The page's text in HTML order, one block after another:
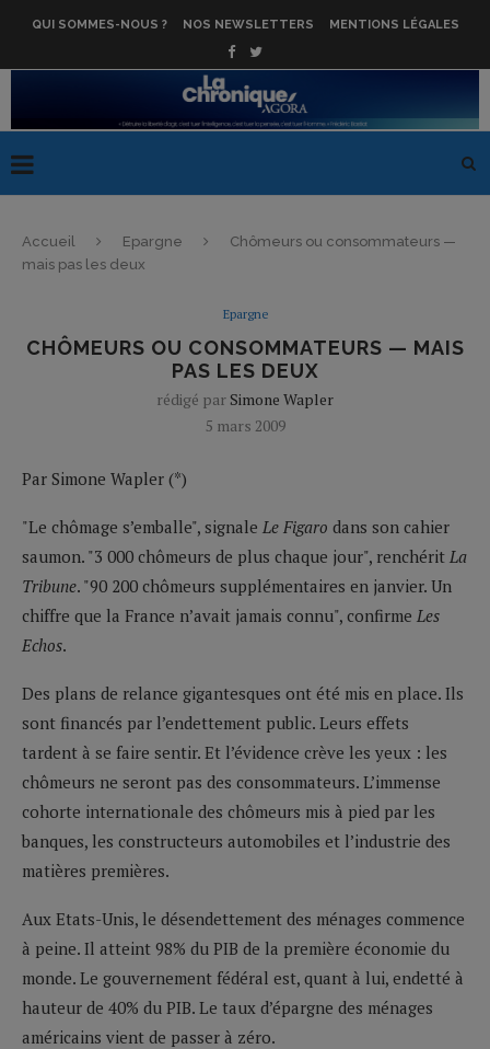
QUI SOMMES-NOUS ? NOS NEWSLETTERS MENTIONS LÉGALES
Accueil Epargne
Chômeurs ou consommateurs —
mais pas les deux
Epargne
CHÔMEURS OU CONSOMMATEURS — MAIS
PAS LES DEUX
rédigé par Simone Wapler
5 mars 2009
Par Simone Wapler (*)
"Le chômage s’emballe", signale Le Figaro dans son cahier
saumon. "3 000 chômeurs de plus chaque jour", renchérit La
Tribune. "90 200 chômeurs supplémentaires en janvier. Un
chiffre que la France n’avait jamais connu", confirme Les
Echos.
Des plans de relance gigantesques ont été mis en place. Ils
sont financés par l’endettement public. Leurs effets
tardent à se faire sentir. Et l’évidence crève les yeux : les
chômeurs ne seront pas des consommateurs. L’immense
cohorte internationale des chômeurs mis à pied par les
banques, les constructeurs automobiles et l’industrie des
matières premières.
Aux Etats-Unis, le désendettement des ménages commence
à peine. Il atteint 98% du PIB de la première économie du
monde. Le gouvernement fédéral est, quant à lui, endetté à
hauteur de 40% du PIB. Le taux d’épargne des ménages
américains vient de passer à zéro.